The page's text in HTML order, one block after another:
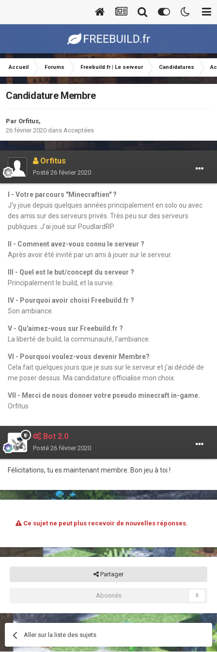
Accueil Forums Freebuild.fr | Le serveur Candidatures
Candidature Membre
Par Orfitus,
26 février 2020 dans Acceptées
Orfitus
Posté 26 février 2020
I - Votre parcours "Minecraftien" ?
J'y joue depuis quelques années principalement en solo ou avec
des amis sur des serveurs privés. Très peu sur des serveurs
publiques. J'ai joué sur PoudlardRP.
II - Comment avez-vous connu le serveur ?
Après avoir été invité par un ami à jouer sur le serveur.
III - Quel est le but/concept du serveur ?
Principalement le build, et la survie.
IV - Pourquoi avoir choisi Freebuild.fr ?
Son ambiance.
V - Qu'aimez-vous sur Freebuild.fr ?
La liberté de build, la communauté, l'ambiance.
VI - Pourquoi voulez-vous devenir Membre?
Cela fait quelques jours que je suis sur le serveur et j'ai décidé de
me poser dessus. Ma candidature officialise mon choix.
VII - Merci de nous donner votre pseudo minecraft in-game.
Orfitus
Bot 2.0
Posté 26 février 2020
Félicitations, tu es maintenant membre. Bon jeu à toi !
Ce sujet ne peut plus recevoir de nouvelles réponses.
Partager
Abonnés 0
Aller sur la liste des sujets